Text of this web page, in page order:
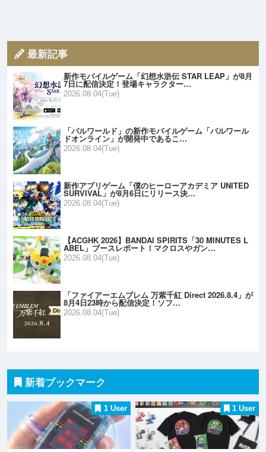
最新記事
新作モバイルゲーム「幻想水滸伝 STAR LEAP」が8月
7日に配信決定！登場キャラクター…
2026.08.04(Tue)
「パルワールド」の新作モバイルゲーム「パルワール
ドオンライン」が開発中であるこ…
2026.08.04(Tue)
新作アプリゲーム「僕のヒーローアカデミア UNITED
SURVIVAL」が8月6日にリリース決…
2026.08.04(Tue)
【ACGHK 2026】BANDAI SPIRITS「30 MINUTES L
ABEL」ブースレポート！マクロスやガン…
2026.08.04(Tue)
「ファイアーエムブレム 万紫千紅 Direct 2026.8.4」が
8月4日23時から配信決定！ソフ…
2026.08.04(Tue)
新着ブックマーク
1 User 1 User